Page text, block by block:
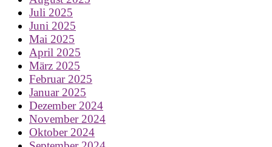
Juli 2025
Juni 2025
Mai 2025
April 2025
März 2025
Februar 2025
Januar 2025
Dezember 2024
November 2024
Oktober 2024